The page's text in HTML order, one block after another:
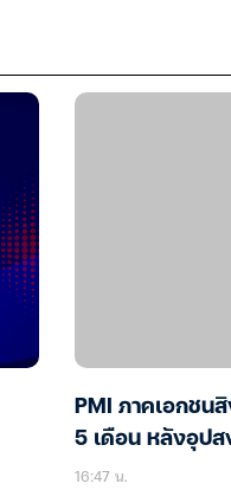
PMI ภาคเอกชน
5 เดือน หลังอุป
16:47 น.